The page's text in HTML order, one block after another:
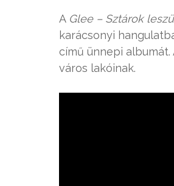
A Glee – Sztárok
karácsonyi
című ünnepi
város lakóinak.